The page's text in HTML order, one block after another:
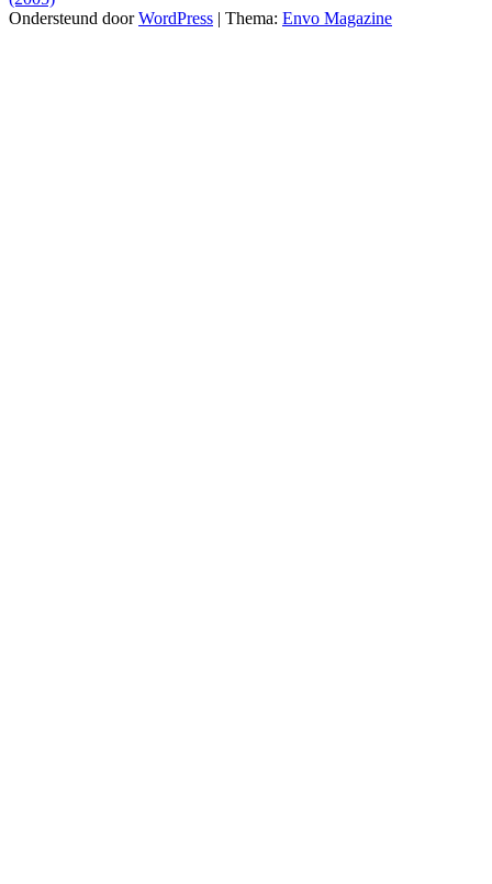
Ondersteund doorWordPress | Thema: Envo Magazine